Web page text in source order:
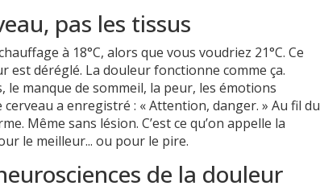
pas les tissus
à 18°C, alors que vous voudriez 21°C. Ce
est déréglé. La douleur fonctionne comme ça.
manque de sommeil, la peur, les émotions
a enregistré : « Attention, danger. » Au fil du
Même sans lésion. C’est ce qu’on appelle la
le meilleur... ou pour le pire.
de la douleur